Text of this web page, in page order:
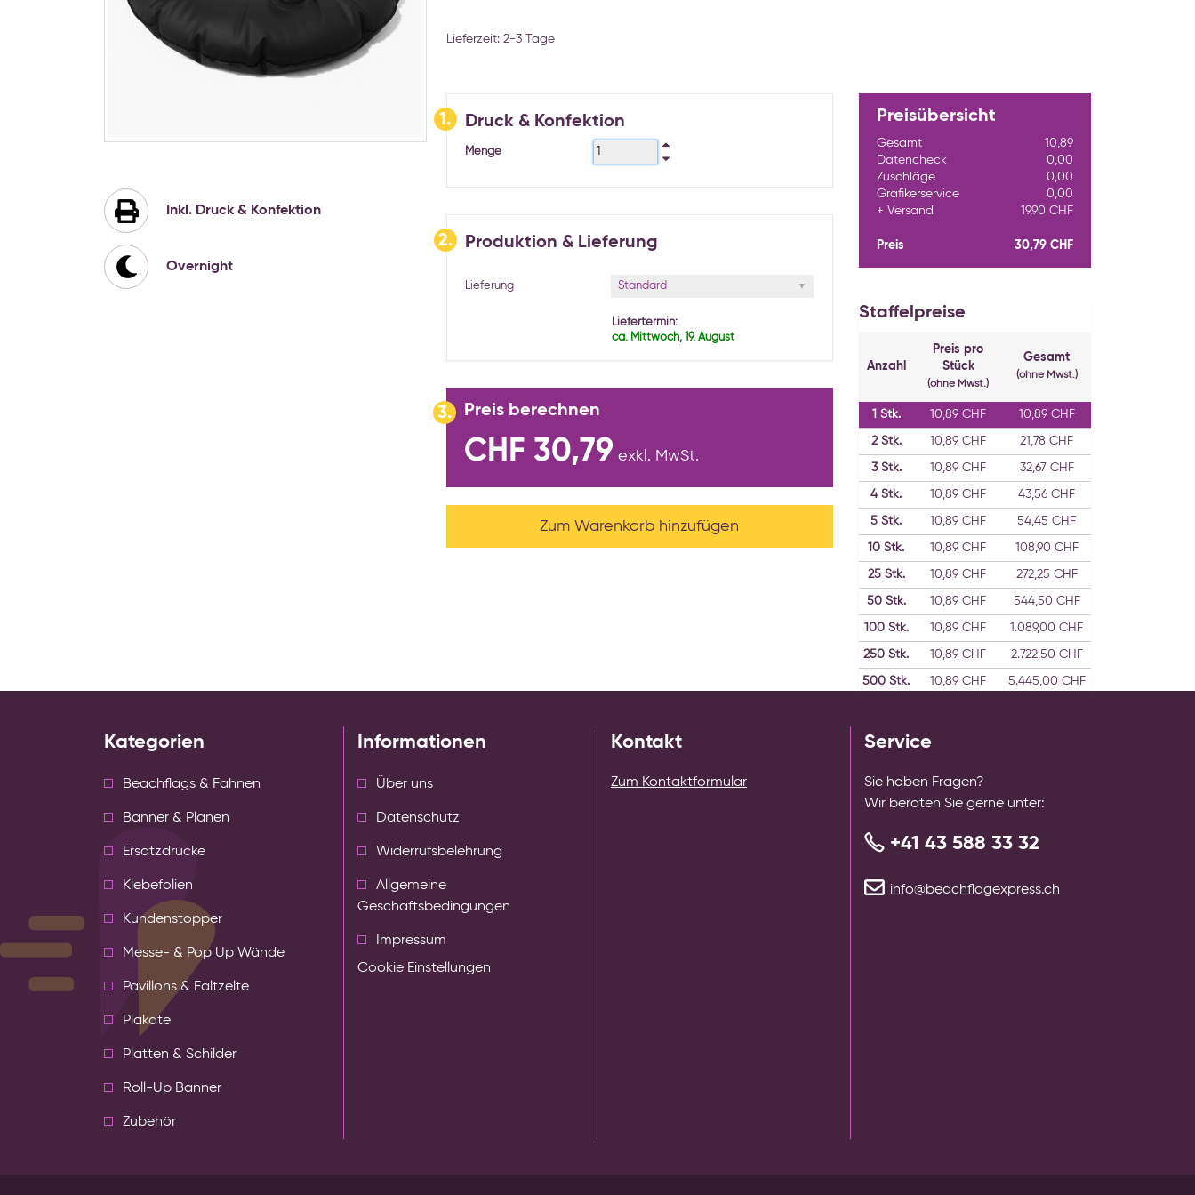
Bildgalerie
springen
Inkl. Druck & Konfektion
Overnight
Lieferzeit: 2-3 Tage
1. Druck & Konfektion
Menge
2. Produktion & Lieferung
Lieferung Standard
Liefertermin:
ca. Mittwoch, 19. August
3. Preis berechnen
CHF 30,79 exkl. MwSt.
Zum Warenkorb hinzufügen
Preisübersicht
Gesamt
10,89
Datencheck
0,00
Zuschläge
0,00
Grafikerservice
0,00
Versand
19,90 CHF
Preis 30,79 CHF
Staffelpreise
Anzahl
Preis pro
Stück
(ohne Mwst.)
Gesamt
(ohne Mwst.)
1 Stk. 10,89 CHF 10,89 CHF
2Stk. 10,89 CHF 21,78 CHF
3Stk. 10,89 CHF 32,67 CHF
4Stk. 10,89 CHF 43,56 CHF
5 Stk. 10,89 CHF 54,45 CHF
10 Stk. 10,89 CHF 108,90 CHF
25Stk. 10,89 CHF 272,25 CHF
50Stk. 10,89 CHF 544,50 CHF
100Stk. 10,89 CHF 1.089,00 CHF
250 Stk. 10,89 CHF 2.722,50 CHF
500 Stk. 10,89 CHF
5.445,00 CHF
Kategorien
Beachflags & Fahnen
Banner & Planen
Ersatzdrucke
Klebefolien
Kundenstopper
Messe- & Pop Up Wände
Pavillons & Faltzelte
Plakate
Platten & Schilder
Roll-Up Banner
Zubehör
Informationen
Über uns
Datenschutz
Widerrufsbelehrung
Allgemeine
Geschäftsbedingungen
Impressum
Cookie Einstellungen
Kontakt
Zum Kontaktformular
Service
Sie haben Fragen?
Wir beraten Sie gerne unter:
+41 43 588 33 32
info@beachflagexpress.ch